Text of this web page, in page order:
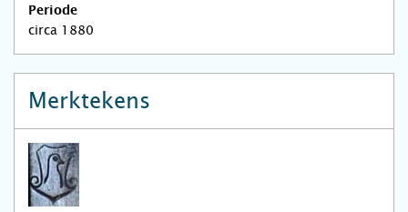
Periode
circa 1880
Merktekens